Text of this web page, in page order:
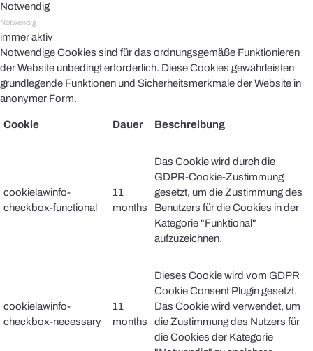
Notwendig
Notwendig
immer aktiv
Notwendige Cookies sind für das ordnungsgemäße Funktionieren
der Website unbedingt erforderlich. Diese Cookies gewährleisten
grundlegende Funktionen und Sicherheitsmerkmale der Website in
anonymer Form.
Cookie Dauer Beschreibung
cookielawinfo-
checkbox-functional
11
months
Das Cookie wird durch die
GDPR-Cookie-Zustimmung
gesetzt, um die Zustimmung des
Benutzers für die Cookies in der
Kategorie "Funktional"
aufzuzeichnen.
cookielawinfo-
checkbox-necessary
11
months
Dieses Cookie wird vom GDPR
Cookie Consent Plugin gesetzt.
Das Cookie wird verwendet, um
die Zustimmung des Nutzers für
die Cookies der Kategorie